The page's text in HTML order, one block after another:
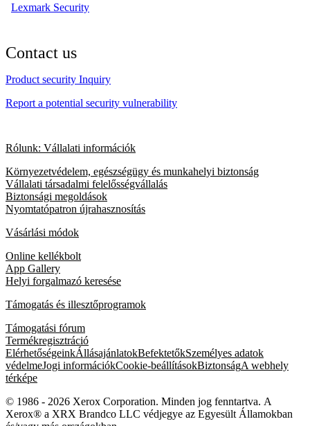
Lexmark Security
Contact us
Product security Inquiry
Report a potential security vulnerability
Rólunk: Vállalati információk
Környezetvédelem, egészségügy és munkahelyi biztonság
Vállalati társadalmi felelősségvállalás
Biztonsági megoldások
Nyomtatópatron újrahasznosítás
Vásárlási módok
Online kellékbolt
App Gallery
Helyi forgalmazó keresése
Támogatás és illesztőprogramok
Támogatási fórum
Termékregisztráció
ElérhetőségeinkÁllásajánlatokBefektetőkSzemélyes adatok
védelmeJogi információkCookie-beállításokBiztonságA webhely
térképe
© 1986 - 2026 Xerox Corporation. Minden jog fenntartva. A
Xerox® a XRX Brandco LLC védjegye az Egyesült Államokban